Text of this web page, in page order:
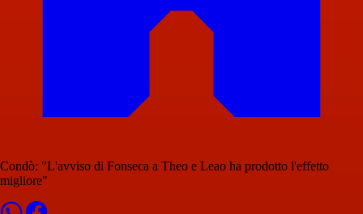
Condò: "L'avviso di Fonseca a Theo e Leao ha prodotto l'effetto
migliore"